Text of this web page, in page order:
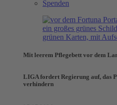
Spenden
Mit leerem Pflegebett vor dem
LIGA fordert Regierung auf, das
verhindern